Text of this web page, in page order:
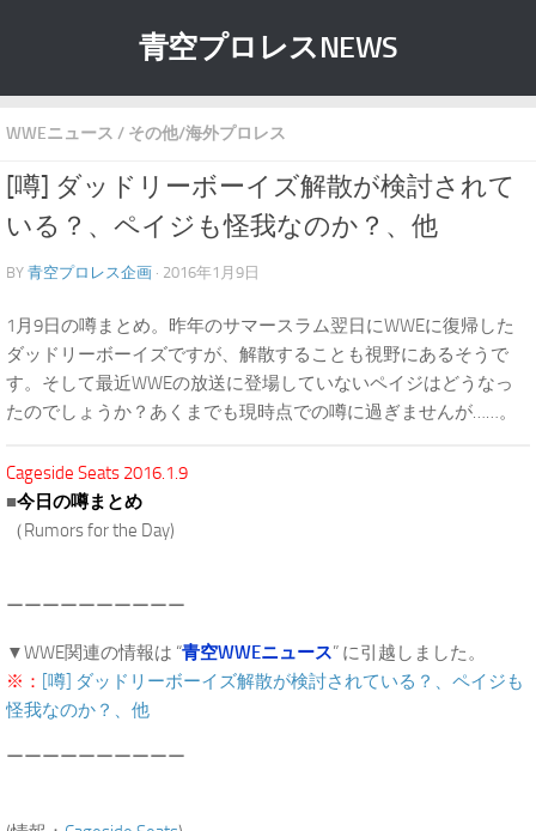
青空プロレスNEWS
WWEニュース / その他/海外プロレス
[噂] ダッドリーボーイズ解散が検討されて
いる？、ペイジも怪我なのか？、他
BY 青空プロレス企画 · 2016年1月9日
1月9日の噂まとめ。昨年のサマースラム翌日にWWEに復帰した
ダッドリーボーイズですが、解散することも視野にあるそうで
す。そして最近WWEの放送に登場していないペイジはどうなっ
たのでしょうか？あくまでも現時点での噂に過ぎませんが……。
Cageside Seats 2016.1.9
■今日の噂まとめ
（Rumors for the Day)
ーーーーーーーーーー
▼WWE関連の情報は “青空WWEニュース” に引越しました。
※： [噂] ダッドリーボーイズ解散が検討されている？、ペイジも
怪我なのか？、他
ーーーーーーーーーー